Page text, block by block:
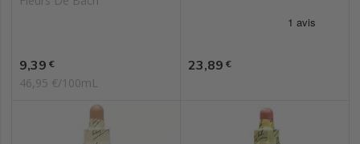
Prix
9,39 €
46,95 €/100mL
Prix
23,89 €